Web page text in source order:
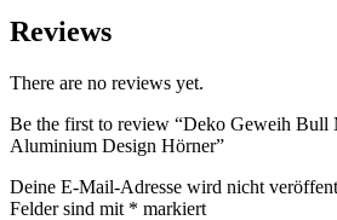
Reviews
There are no reviews yet.
Be the first to review “Deko Geweih Bull
Aluminium Design Hörner”
Deine E-Mail-Adresse wird nicht
Felder sind mit * markiert